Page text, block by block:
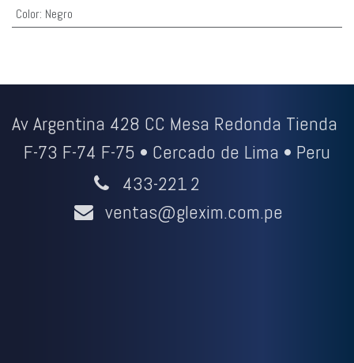
Color: Negro
Av Argentina 428 CC Mesa Redonda Tienda
F-73 F-74 F-75 • Cercado de Lima • Peru
433-2212
ventas@glexim.com.pe